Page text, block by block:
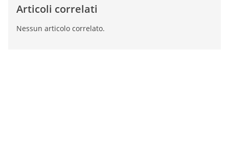
Articoli correlati
Nessun articolo correlato.